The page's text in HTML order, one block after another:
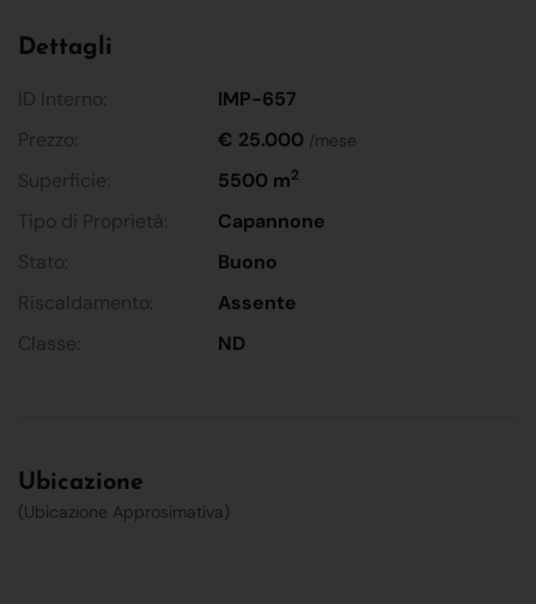
Dettagli
ID Interno:
IMP-657
Prezzo:
€ 25.000 /mese
Superficie: 5500 m2
Tipo di Proprietà:
Capannone
Stato:
Buono
Riscaldamento:
Assente
Classe:
ND
Ubicazione
(Ubicazione Approsimativa)